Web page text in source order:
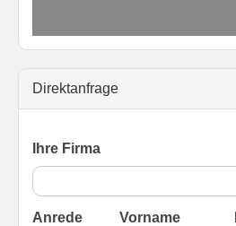
Direktanfrage
Ihre Firma
Anrede Vorname